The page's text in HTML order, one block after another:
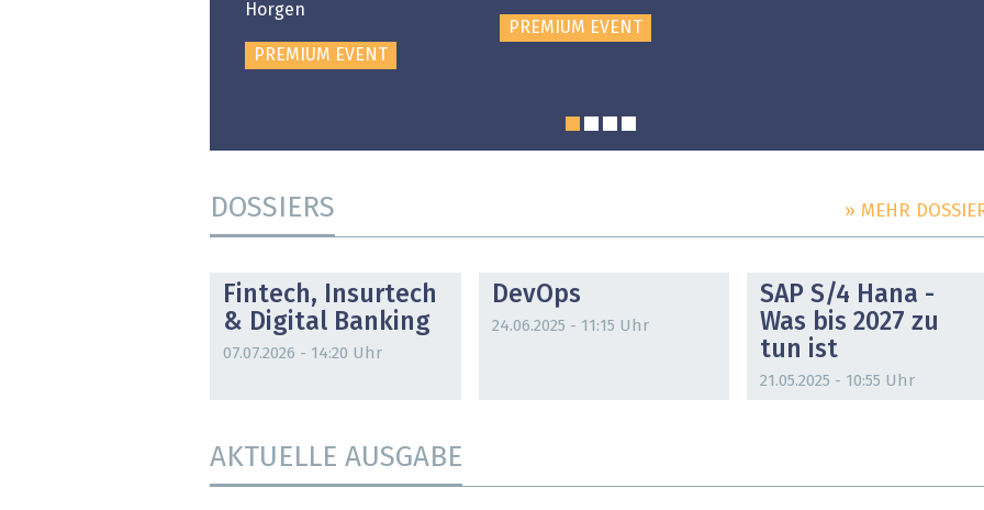
Horgen
PREMIUM EVENT
PREMIUM EVENT
DOSSIERS » MEHR
Fintech, Insurtech
& Digital Banking
07.07.2026 - 14:20 Uhr
DevOps
24.06.2025 - 11:15 Uhr
SAP S/4 Hana -
Was bis 2027 zu
tun ist
21.05.2025 - 10:55 Uhr
AKTUELLE AUSGABE